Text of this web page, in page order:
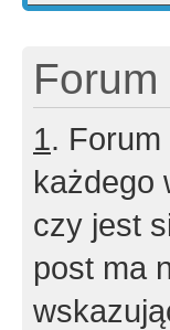
1.
każdego
czy jest
post ma